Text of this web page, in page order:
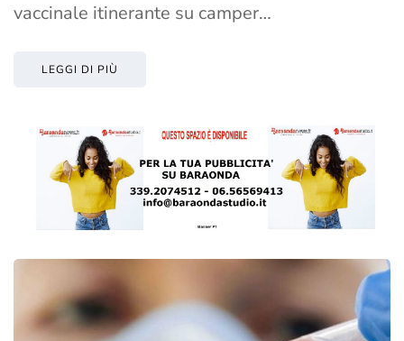
vaccinale itinerante su camper…
LEGGI DI PIÙ